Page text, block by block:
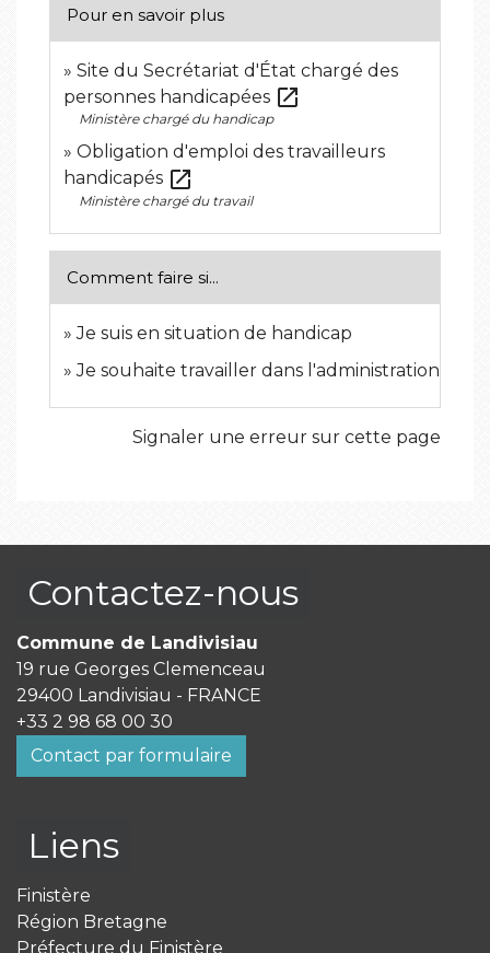
Pour en savoir plus
Site du Secrétariat d'État chargé des
personnes handicapées open_in_new
Ministère chargé du handicap
Obligation d'emploi des travailleurs
handicapés open_in_new
Ministère chargé du travail
Comment faire si...
Je suis en situation de handicap
Je souhaite travailler dans l'administration
Signaler une erreur sur cette page
Contactez-nous
Commune de Landivisiau
19 rue Georges Clemenceau
29400 Landivisiau - FRANCE
+33 2 98 68 00 30
Contact par formulaire
Liens
Finistère
Région Bretagne
Préfecture du Finistère